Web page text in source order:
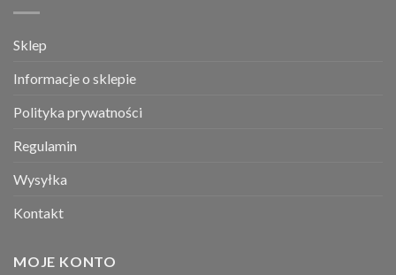
Sklep
Informacje o sklepie
Polityka prywatności
Regulamin
Wysyłka
Kontakt
MOJE KONTO